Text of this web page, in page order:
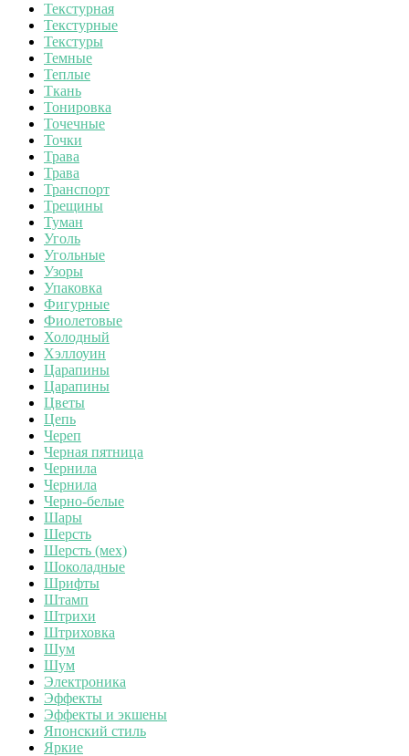
Текстурная
Текстурные
Текстуры
Темные
Теплые
Ткань
Тонировка
Точечные
Точки
Трава
Трава
Транспорт
Трещины
Туман
Уголь
Угольные
Узоры
Упаковка
Фигурные
Фиолетовые
Холодный
Хэллоуин
Царапины
Царапины
Цветы
Цепь
Череп
Черная пятница
Чернила
Чернила
Черно-белые
Шары
Шерсть
Шерсть (мех)
Шоколадные
Шрифты
Штамп
Штрихи
Штриховка
Шум
Шум
Электроника
Эффекты
Эффекты и экшены
Японский стиль
Яркие